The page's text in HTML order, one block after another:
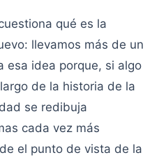
qué es la
llevamos más de un
esa idea porque, si algo
de la historia de la
se redibuja
cada vez más
el punto de vista de la